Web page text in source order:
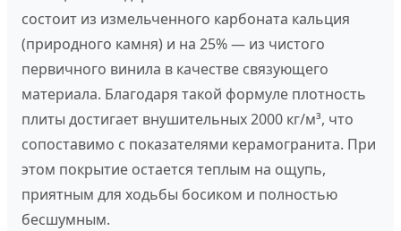
состоит из измельченного карбоната кальция
(природного камня) и на 25% — из чистого
первичного винила в качестве связующего
материала. Благодаря такой формуле плотность
плиты достигает внушительных 2000 кг/м³, что
сопоставимо с показателями керамогранита. При
этом покрытие остается теплым на ощупь,
приятным для ходьбы босиком и полностью
бесшумным.